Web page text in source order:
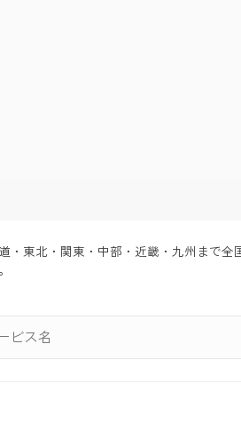
東北・関東・中部・近畿・九州まで全